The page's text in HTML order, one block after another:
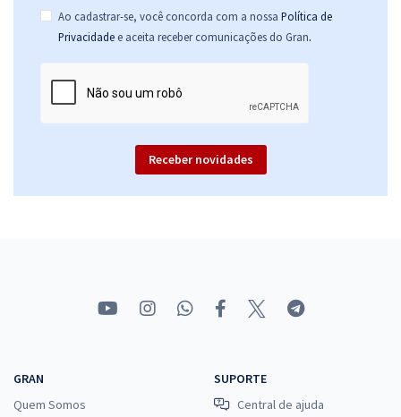
Ao cadastrar-se, você concorda com a nossa Política de
Privacidade e aceita receber comunicações do Gran.
Receber novidades
GRAN
Quem Somos
SUPORTE
Central de ajuda